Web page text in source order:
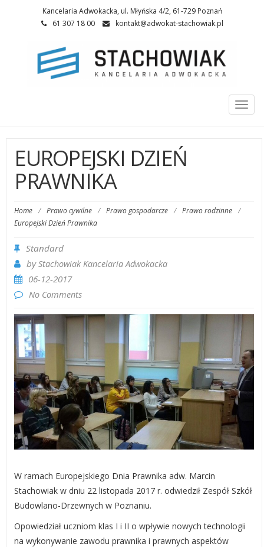
Kancelaria Adwokacka, ul. Młyńska 4/2, 61-729 Poznań
61 307 18 00
kontakt@adwokat-stachowiak.pl
EUROPEJSKI DZIEŃ
PRAWNIKA
Home / Prawo cywilne / Prawo gospodarcze / Prawo rodzinne /
Europejski Dzień Prawnika
Standard
byStachowiak Kancelaria Adwokacka
06-12-2017
No Comments
W ramach Europejskiego Dnia Prawnika adw. Marcin
Stachowiak w dniu 22 listopada 2017 r. odwiedził Zespół Szkół
Budowlano-Drzewnych w Poznaniu.
Opowiedział uczniom klas I i II o wpływie nowych technologii
na wykonywanie zawodu prawnika i prawnych aspektów